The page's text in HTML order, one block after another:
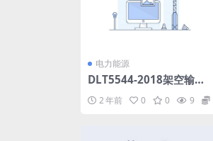
电力能源
DLT5544-2018架空输电
线路锚杆基础设计规程.pd
f 2 年前 0 0 9